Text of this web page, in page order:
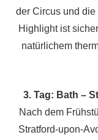
der Circus und
Highlight ist
natürlichem
3. Tag: Bath –
Nach dem
Stratford-upon-